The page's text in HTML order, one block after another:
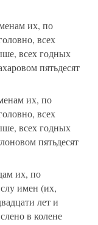
их, по
всех
всех годных
пятьдесят
их, по
всех
всех годных
пятьдесят
их, по
имен (их,
лет и
в колене